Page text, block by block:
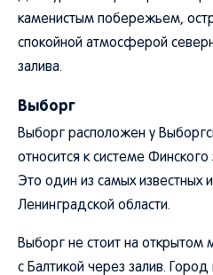
каменистым побережьем,
спокойной атмосферой
залива.
Выборг
Выборг расположен у
относится к системе
Это один из самых известных
Ленинградской области.
Выборг не стоит на открытом
с Балтикой через залив. Город